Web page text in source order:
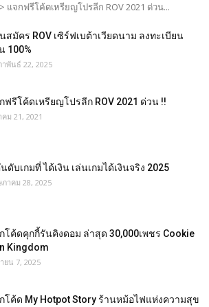
จกฟรีโค้ดเหรียญโปรลีก ROV 2021 ด่วน...
สมัคร ROV เซิร์ฟเบต้าเวียดนาม ลงทะเบียน
100%
พันธ์ 22, 2025
ฟรีโค้ดเหรียญโปรลีก ROV 2021 ด่วน !!
ม 21, 2021
ดับเกมที่ ได้เงิน เล่นเกมได้เงินจริง 2025
าคม 28, 2025
โค้ดคุกกี้รันคิงดอม ล่าสุด 30,000เพชร Cookie
Kingdom
ยน 7, 2025
โค้ด My Hotpot Story ร้านหม้อไฟแห่งความสุข